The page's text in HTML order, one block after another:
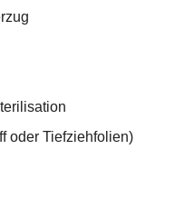
oder Tiefziehfolien)